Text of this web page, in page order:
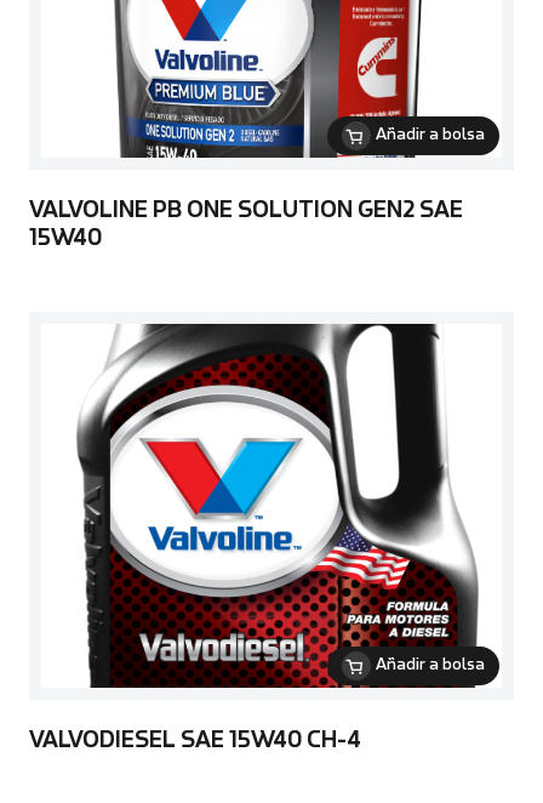
Añadir a bolsa
VALVOLINE PB ONE SOLUTION GEN2 SAE
15W40
Añadir a bolsa
VALVODIESEL SAE 15W40 CH-4